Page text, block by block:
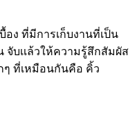
อง ที่มีการเก็บงานที่เป็น
จับเเล้วให้ความรู้สึกสัมผัส
ๆ ที่เหมือนกันคือ คิ้ว